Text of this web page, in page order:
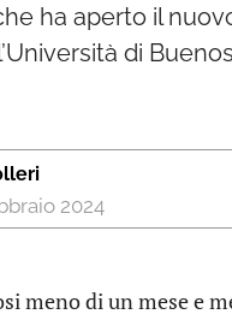
ha aperto il
di
2024
meno di un mese e